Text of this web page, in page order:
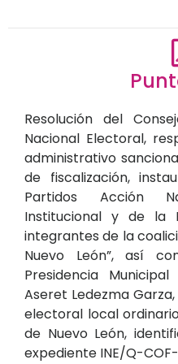
Resolución del
Nacional Electoral,
administrativo
de fiscalización,
Partidos Acción
Institucional y de la
integrantes de la
Nuevo León”, así
Presidencia
Aseret Ledezma
electoral local
de Nuevo León,
expediente INE/Q-